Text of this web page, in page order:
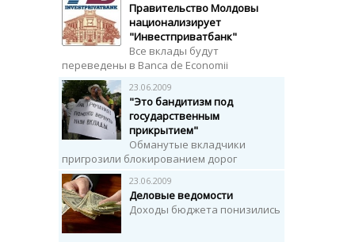
Правительство Молдовы
национализирует
"Инвестприватбанк"
Все вклады будут
переведены в Banca de Economii
23.06.2009
"Это бандитизм под
государственным
прикрытием"
Обманутые вкладчики
пригрозили блокированием дорог
23.06.2009
Деловые ведомости
Доходы бюджета понизились